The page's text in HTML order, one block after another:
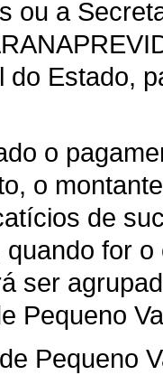
ou a
do Estado,
o
o
de
for
ser
Pequeno
Pequeno